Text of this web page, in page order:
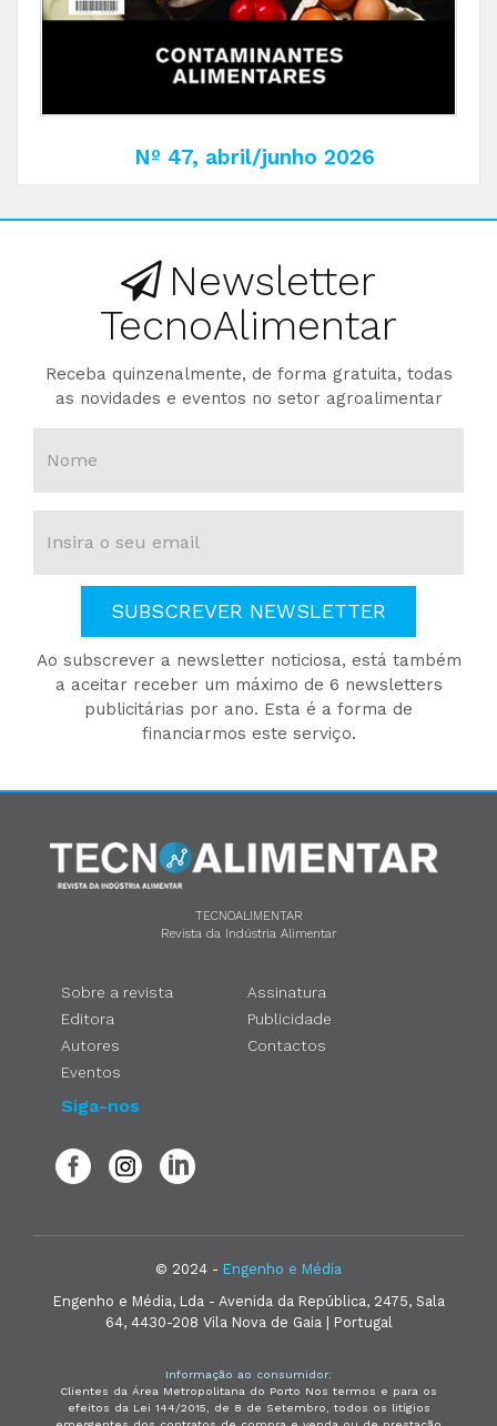
Nº 47, abril/junho 2026
Newsletter
TecnoAlimentar
Receba quinzenalmente, de forma gratuita, todas
as novidades e eventos no setor agroalimentar
SUBSCREVER NEWSLETTER
Ao subscrever a newsletter noticiosa, está também
a aceitar receber um máximo de 6 newsletters
publicitárias por ano. Esta é a forma de
financiarmos este serviço.
TECNOALIMENTAR
Revista da Indústria Alimentar
Sobre a revista
Editora
Autores
Eventos
Assinatura
Publicidade
Contactos
Siga-nos
© 2024 - Engenho e Média
Engenho e Média, Lda - Avenida da República, 2475, Sala
64, 4430-208 Vila Nova de Gaia | Portugal
Informação ao consumidor:
Clientes da Área Metropolitana do Porto Nos termos e para os
efeitos da Lei 144/2015, de 8 de Setembro, todos os litígios